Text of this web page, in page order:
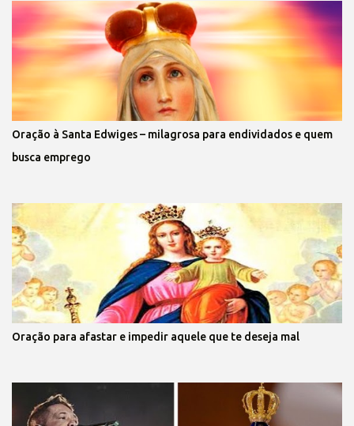
Oração à Santa Edwiges – milagrosa para endividados e quem
busca emprego
Oração para afastar e impedir aquele que te deseja mal